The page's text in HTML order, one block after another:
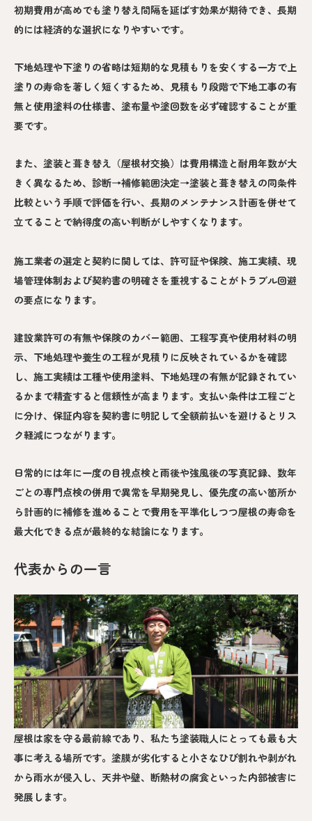
初期費用が高めでも塗り替え間隔を延ばす効果が期待でき、長期
的には経済的な選択になりやすいです。
下地処理や下塗りの省略は短期的な見積もりを安くする一方で上
塗りの寿命を著しく短くするため、見積もり段階で下地工事の有
無と使用塗料の仕様書、塗布量や塗回数を必ず確認することが重
要です。
また、塗装と葺き替え（屋根材交換）は費用構造と耐用年数が大
きく異なるため、診断→補修範囲決定→塗装と葺き替えの同条件
比較という手順で評価を行い、長期のメンテナンス計画を併せて
立てることで納得度の高い判断がしやすくなります。
施工業者の選定と契約に関しては、許可証や保険、施工実績、現
場管理体制および契約書の明確さを重視することがトラブル回避
の要点になります。
建設業許可の有無や保険のカバー範囲、工程写真や使用材料の明
示、下地処理や養生の工程が見積りに反映されているかを確認
し、施工実績は工種や使用塗料、下地処理の有無が記録されてい
るかまで精査すると信頼性が高まります。支払い条件は工程ごと
に分け、保証内容を契約書に明記して全額前払いを避けるとリス
ク軽減につながります。
日常的には年に一度の目視点検と雨後や強風後の写真記録、数年
ごとの専門点検の併用で異常を早期発見し、優先度の高い箇所か
ら計画的に補修を進めることで費用を平準化しつつ屋根の寿命を
最大化できる点が最終的な結論になります。
代表からの一言
屋根は家を守る最前線であり、私たち塗装職人にとっても最も大
事に考える場所です。塗膜が劣化すると小さなひび割れや剥がれ
から雨水が侵入し、天井や壁、断熱材の腐食といった内部被害に
発展します。